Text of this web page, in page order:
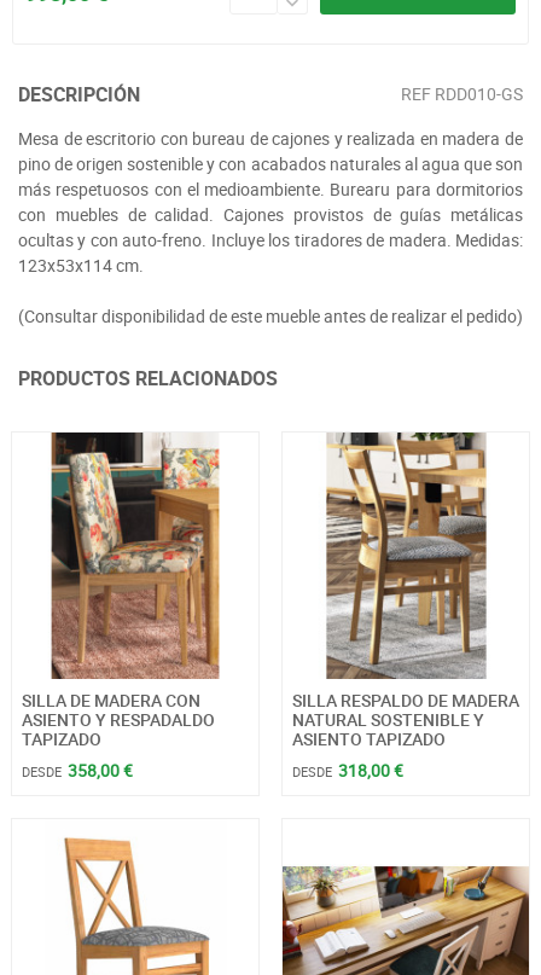
DESCRIPCIÓN REF RDD010-GS
Mesa de escritorio con bureau de cajones y realizada en madera de
pino de origen sostenible y con acabados naturales al agua que son
más respetuosos con el medioambiente. Burearu para dormitorios
con muebles de calidad. Cajones provistos de guías metálicas
ocultas y con auto-freno. Incluye los tiradores de madera. Medidas:
123x53x114 cm.
(Consultar disponibilidad de este mueble antes de realizar el pedido)
PRODUCTOS RELACIONADOS
SILLA DE MADERA CON
ASIENTO Y RESPADALDO
TAPIZADO
DESDE 358,00 €
SILLA RESPALDO DE MADERA
NATURAL SOSTENIBLE Y
ASIENTO TAPIZADO
DESDE 318,00 €